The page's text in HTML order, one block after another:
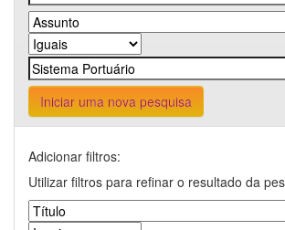
Iniciar uma nova pesquisa
Adicionar filtros:
Utilizar filtros para refinar o resultado da